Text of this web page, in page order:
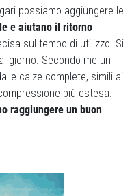
possiamo aggiungere le
e aiutano il ritorno
sul tempo di utilizzo. Si
giorno. Secondo me un
calze complete, simili ai
più estesa.
raggiungere un buon